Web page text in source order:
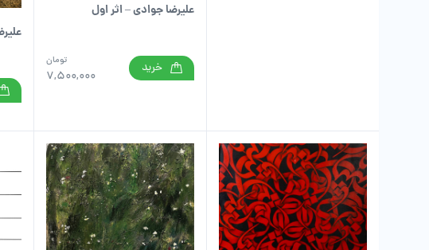
علیرضا جوادی – اثر اول
7,500,000
تومان خرید